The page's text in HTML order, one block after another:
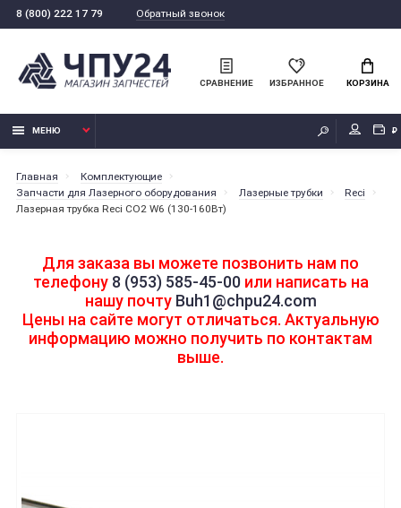
8 (800) 222 17 79 Обратный звонок
СРАВНЕНИЕ ИЗБРАННОЕ КОРЗИНА
МЕНЮ ₽
Главная
Комплектующие
Запчасти для Лазерного оборудования
Лазерные трубки
Reci
Лазерная трубка Reci CO2 W6 (130-160Вт)
Для заказа вы можете позвонить нам по
телефону 8 (953) 585-45-00или написать на
нашу почту Buh1@chpu24.com
Цены на сайте могут отличаться. Актуальную
информацию можно получить по контактам
выше.